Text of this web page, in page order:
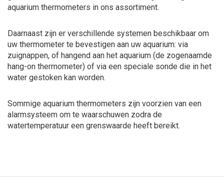
aquarium thermometers in ons assortiment.
Daarnaast zijn er verschillende systemen beschikbaar om
uw thermometer te bevestigen aan uw aquarium: via
zuignappen, of hangend aan het aquarium (de zogenaamde
hang-on thermometer) of via een speciale sonde die in het
water gestoken kan worden.
Sommige aquarium thermometers zijn voorzien van een
alarmsysteem om te waarschuwen zodra de
watertemperatuur een grenswaarde heeft bereikt.